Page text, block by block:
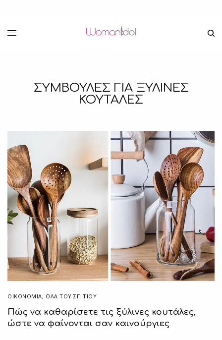
ΣΥΜΒΟΥΛΕΣ ΓΙΑ ΞΥΛΙΝΕΣ
ΚΟΥΤΑΛΕΣ
ΟΙΚΟΝΟΜΙΑ, ΌΛΑ ΤΟΥ ΣΠΙΤΙΟΥ
Πώς να καθαρίσετε τις ξύλινες κουτάλες,
ώστε να φαίνονται σαν καινούργιες